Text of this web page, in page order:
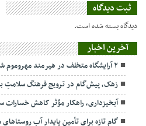
ثبت دیدگاه
دیدگاه بسته شده است.
آخرین اخبار
۲ آرایشگاه متخلف در هیرمند مهروموم شدند
زهک، پیش‌گام در ترویج فرهنگ سلامتِ
آبخیزداری، راهکار مؤثر کاهش
گام تازه برای تأمین پایدار آب